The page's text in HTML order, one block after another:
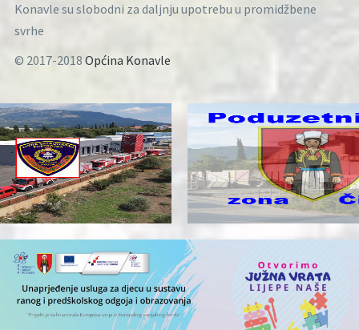
Konavle su slobodni za daljnju upotrebu u promidžbene
svrhe
© 2017-2018 Općina Konavle